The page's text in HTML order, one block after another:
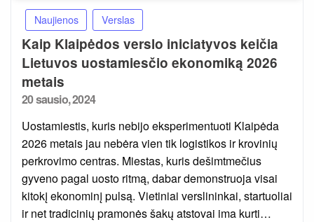
Naujienos Verslas
Kaip Klaipėdos verslo iniciatyvos keičia
Lietuvos uostamiesčio ekonomiką 2026
metais
Posted
20 sausio, 2024
Uostamiestis, kuris nebijo eksperimentuoti Klaipėda
2026 metais jau nebėra vien tik logistikos ir krovinių
perkrovimo centras. Miestas, kuris dešimtmečius
gyveno pagal uosto ritmą, dabar demonstruoja visai
kitokį ekonominį pulsą. Vietiniai verslininkai, startuoliai
ir net tradicinių pramonės šakų atstovai ima kurti…